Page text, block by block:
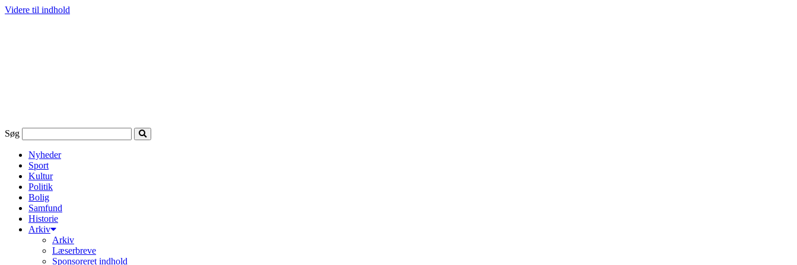
Videre til indhold
Søg
Nyheder
Sport
Kultur
Politik
Bolig
Samfund
Historie
Arkiv
Arkiv
Læserbreve
Sponsoreret indhold